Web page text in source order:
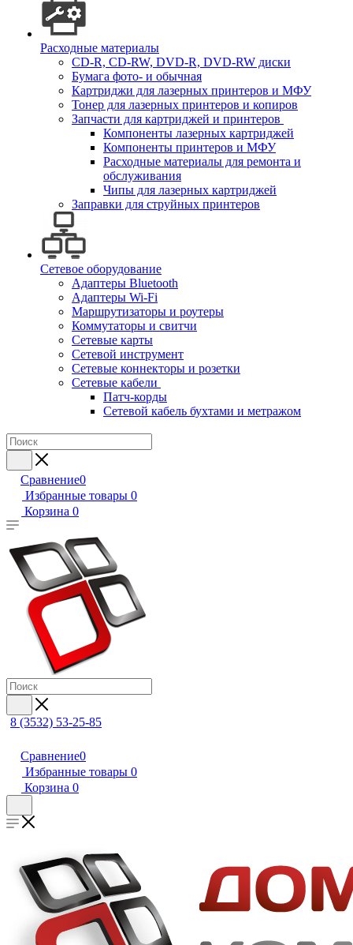
Расходные материалы
CD-R, CD-RW, DVD-R, DVD-RW диски
Бумага фото- и обычная
Картриджи для лазерных принтеров и МФУ
Тонер для лазерных принтеров и копиров
Запчасти для картриджей и принтеров
Компоненты лазерных картриджей
Компоненты принтеров и МФУ
Расходные материалы для ремонта и
обслуживания
Чипы для лазерных картриджей
Заправки для струйных принтеров
Сетевое оборудование
Адаптеры Bluetooth
Адаптеры Wi-Fi
Маршрутизаторы и роутеры
Коммутаторы и свитчи
Сетевые карты
Сетевой инструмент
Сетевые коннекторы и розетки
Сетевые кабели
Патч-корды
Сетевой кабель бухтами и метражом
Сравнение0
Избранные товары 0
Корзина 0
8 (3532) 53-25-85
Сравнение0
Избранные товары 0
Корзина 0